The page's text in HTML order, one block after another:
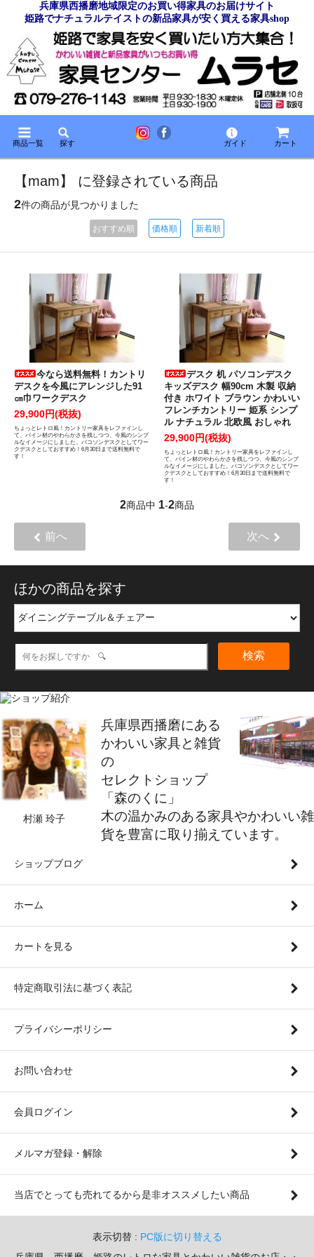
兵庫県西播磨地域限定のお買い得家具のお届けサイト
姫路でナチュラルテイストの新品家具が安く買える家具shop
商品一覧 探す ガイド カート
【mam】 に登録されている商品
2件の商品が見つかりました
おすすめ順 価格順 新着順
今なら送料無料！カントリ
デスクを今風にアレンジした91
㎝巾ワークデスク
29,900円(税抜)
ちょっとレトロ風！カントリー家具をレファインし
て、パイン材のやわらかさを残しつつ、今風のシンプ
ルなイメージにしました。パコソンデスクとしてワー
クデスクとしておすすめ！6月30日まで送料無料で
す！
デスク 机 パソコンデスク
キッズデスク 幅90cm 木製 収納
付き ホワイト ブラウン かわいい
フレンチカントリー 姫系 シンプ
ル ナチュラル 北欧風 おしゃれ
29,900円(税抜)
ちょっとレトロ風！カントリー家具をレファインし
て、パイン材のやわらかさを残しつつ、今風のシンプ
ルなイメージにしました。パコソンデスクとしてワー
クデスクとしておすすめ！6月30日まで送料無料で
す！
2商品中 1-2商品
前へ 次へ
ほかの商品を探す
検索
村瀬 玲子
兵庫県西播磨にある
かわいい家具と雑貨
の
セレクトショップ
「森のくに」
木の温かみのある家具やかわいい雑
貨を豊富に取り揃えています。
ショップブログ
ホーム
カートを見る
特定商取引法に基づく表記
プライバシーポリシー
お問い合わせ
会員ログイン
メルマガ登録・解除
当店でとっても売れてるから是非オススメしたい商品
表示切替 : PC版に切り替える